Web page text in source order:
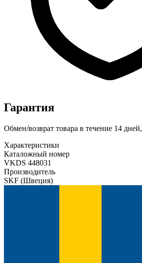
Гарантия
Обмен/возврат товара в течение 14 дней,
Характеристики
Каталожный номер
VKDS 448031
Производитель
SKF (Швеция)